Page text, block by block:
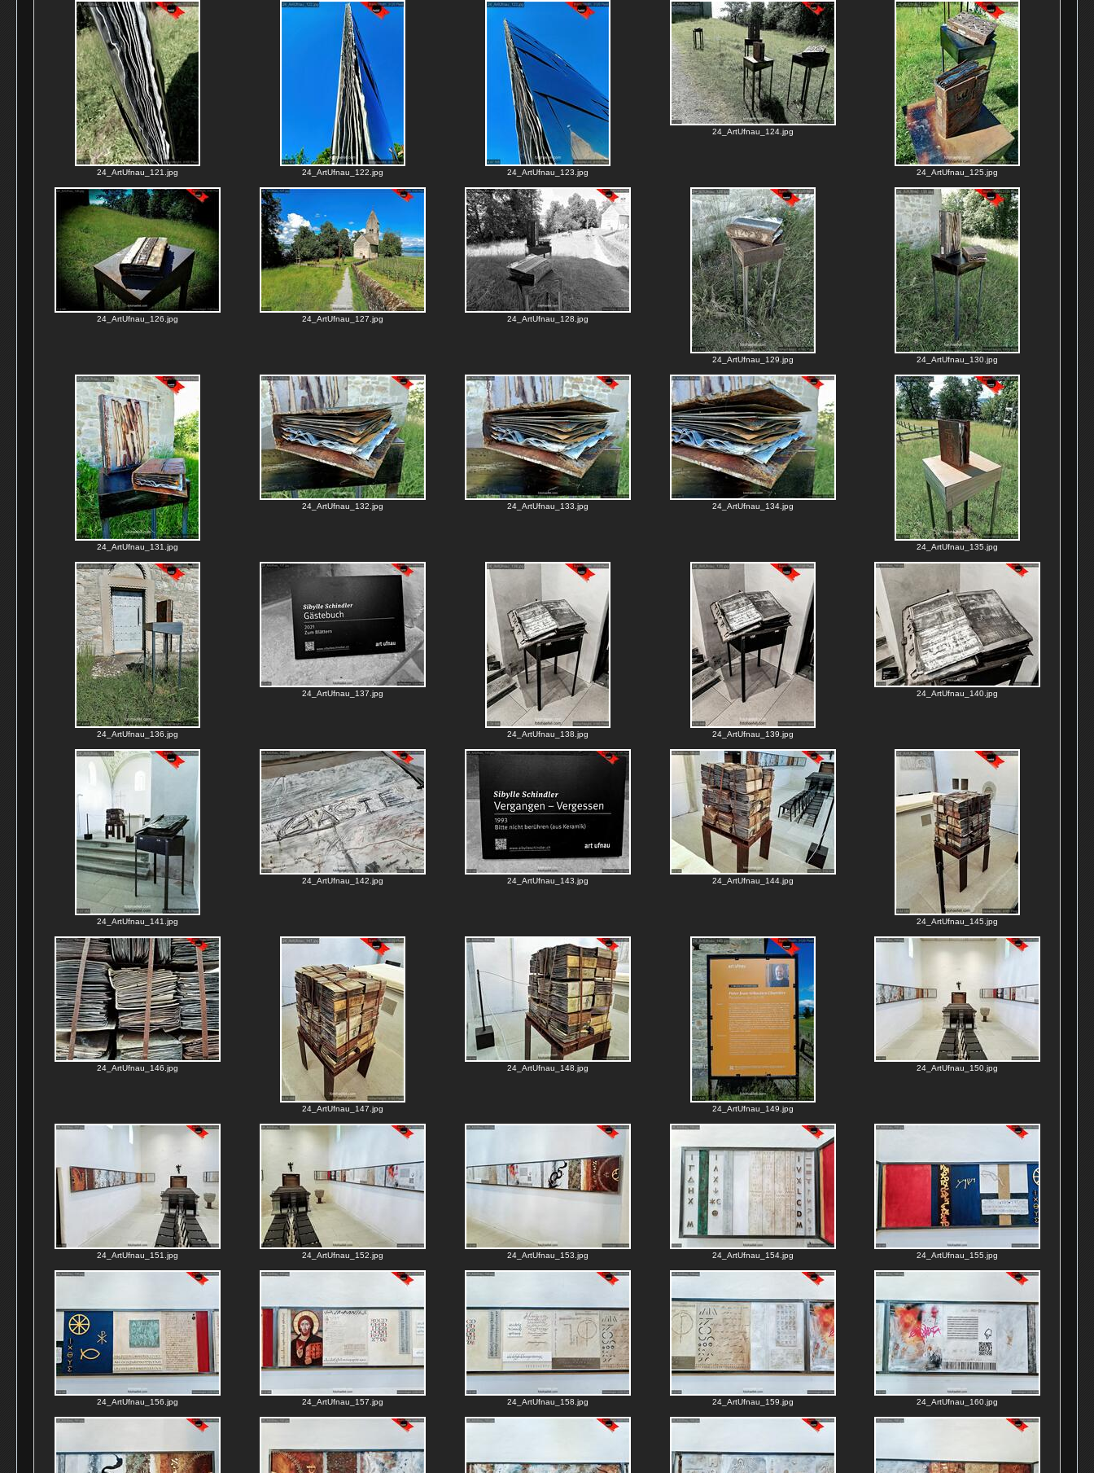
24_ArtUfnau_121.jpg 24_ArtUfnau_122.jpg 24_ArtUfnau_123.jpg
24_ArtUfnau_124.jpg
24_ArtUfnau_125.jpg
24_ArtUfnau_126.jpg 24_ArtUfnau_127.jpg 24_ArtUfnau_128.jpg
24_ArtUfnau_129.jpg 24_ArtUfnau_130.jpg
24_ArtUfnau_131.jpg
24_ArtUfnau_132.jpg 24_ArtUfnau_133.jpg 24_ArtUfnau_134.jpg
24_ArtUfnau_135.jpg
24_ArtUfnau_136.jpg
24_ArtUfnau_137.jpg
24_ArtUfnau_138.jpg 24_ArtUfnau_139.jpg
24_ArtUfnau_140.jpg
24_ArtUfnau_141.jpg
24_ArtUfnau_142.jpg 24_ArtUfnau_143.jpg 24_ArtUfnau_144.jpg
24_ArtUfnau_145.jpg
24_ArtUfnau_146.jpg
24_ArtUfnau_147.jpg
24_ArtUfnau_148.jpg
24_ArtUfnau_149.jpg
24_ArtUfnau_150.jpg
24_ArtUfnau_151.jpg 24_ArtUfnau_152.jpg 24_ArtUfnau_153.jpg 24_ArtUfnau_154.jpg 24_ArtUfnau_155.jpg
24_ArtUfnau_156.jpg 24_ArtUfnau_157.jpg 24_ArtUfnau_158.jpg 24_ArtUfnau_159.jpg 24_ArtUfnau_160.jpg